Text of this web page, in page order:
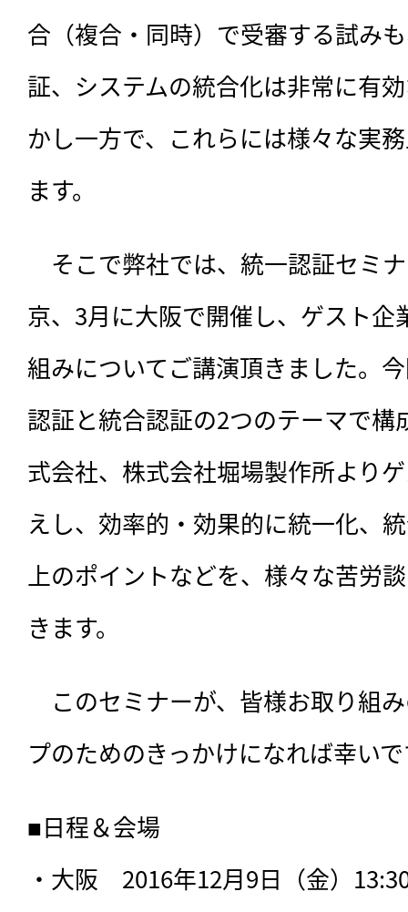
合（複合・同時）で受審する試み
証、システムの統合化は非常に有
かし一方で、これらには様々な実
ます。
そこで弊社では、統一認証セミ
京、3月に大阪で開催し、ゲスト企
組みについてご講演頂きました。
認証と統合認証の2つのテーマで構
式会社、株式会社堀場製作所より
えし、効率的・効果的に統一化、
上のポイントなどを、様々な苦労
きます。
このセミナーが、皆様お取り組
プのためのきっかけになれば幸い
■日程＆会場
・大阪　2016年12月9日（金）